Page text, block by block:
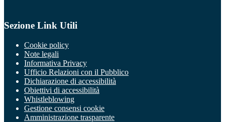
Sezione Link Utili
Cookie policy
Note legali
Informativa Privacy
Ufficio Relazioni con il Pubblico
Dichiarazione di accessibilità
Obiettivi di accessibilità
Whistleblowing
Gestione consensi cookie
Amministrazione trasparente